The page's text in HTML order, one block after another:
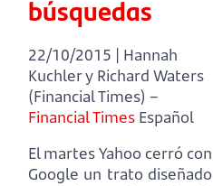
búsquedas
22/10/2015 | Hannah
Kuchler y Richard Waters
(Financial Times) –
Financial Times Español
El martes Yahoo cerró con
Google un trato diseñado